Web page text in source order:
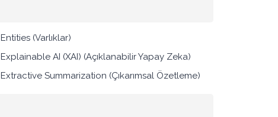
Entities (Varlıklar)
Explainable AI (XAI) (Açıklanabilir Yapay Zeka)
Extractive Summarization (Çıkarımsal Özetleme)